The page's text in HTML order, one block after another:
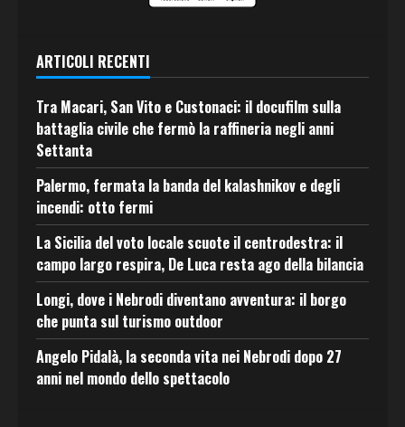
ARTICOLI RECENTI
Tra Macari, San Vito e Custonaci: il docufilm sulla
battaglia civile che fermò la raffineria negli anni
Settanta
Palermo, fermata la banda del kalashnikov e degli
incendi: otto fermi
La Sicilia del voto locale scuote il centrodestra: il
campo largo respira, De Luca resta ago della bilancia
Longi, dove i Nebrodi diventano avventura: il borgo
che punta sul turismo outdoor
Angelo Pidalà, la seconda vita nei Nebrodi dopo 27
anni nel mondo dello spettacolo